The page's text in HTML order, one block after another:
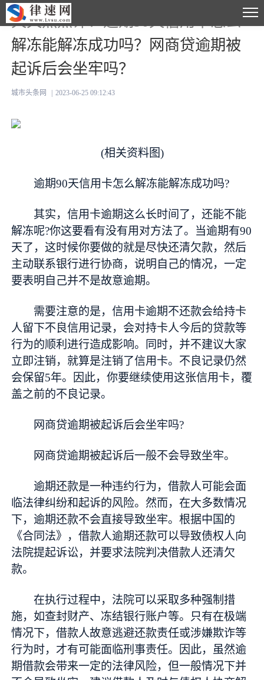
天天热点评！逾期90天信用卡怎么
解冻能解冻成功吗？网商贷逾期被
起诉后会坐牢吗？
城市头条网 2023-06-25 09:12:43
(相关资料图)
逾期90天信用卡怎么解冻能解冻成功吗?
其实，信用卡逾期这么长时间了，还能不能
解冻呢?你这要看有没有用对方法了。当逾期有90
天了，这时候你要做的就是尽快还清欠款，然后
主动联系银行进行协商，说明自己的情况，一定
要表明自己并不是故意逾期。
需要注意的是，信用卡逾期不还款会给持卡
人留下不良信用记录，会对持卡人今后的贷款等
行为的顺利进行造成影响。同时，并不建议大家
立即注销，就算是注销了信用卡。不良记录仍然
会保留5年。因此，你要继续使用这张信用卡，覆
盖之前的不良记录。
网商贷逾期被起诉后会坐牢吗?
网商贷逾期被起诉后一般不会导致坐牢。
逾期还款是一种违约行为，借款人可能会面
临法律纠纷和起诉的风险。然而，在大多数情况
下，逾期还款不会直接导致坐牢。根据中国的
《合同法》，借款人逾期还款可以导致债权人向
法院提起诉讼，并要求法院判决借款人还清欠
款。
在执行过程中，法院可以采取多种强制措
施，如查封财产、冻结银行账户等。只有在极端
情况下，借款人故意逃避还款责任或涉嫌欺诈等
行为时，才有可能面临刑事责任。因此，虽然逾
期借款会带来一定的法律风险，但一般情况下并